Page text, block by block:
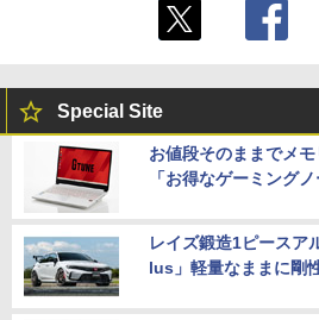
Special Site
お値段そのままでメ
「お得なゲーミングノ
レイズ鍛造1ピースア
lus」軽量なままに剛